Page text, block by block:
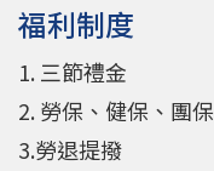
福利制度
1. 三節禮金
2. 勞保、健保、團保
3.勞退提撥